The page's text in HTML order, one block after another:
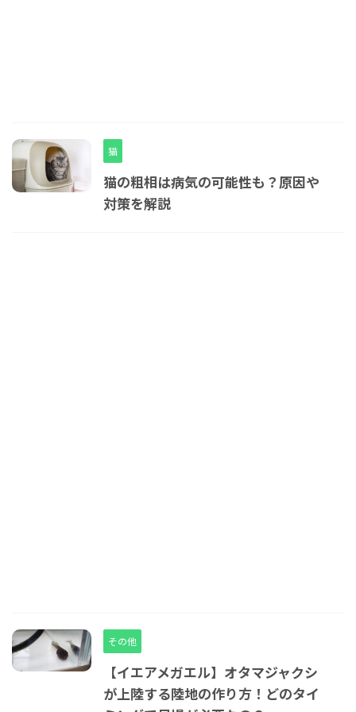
猫
猫の粗相は病気の可能性も？原因や
対策を解説
その他
【イエアメガエル】オタマジャクシ
が上陸する陸地の作り方！どのタイ